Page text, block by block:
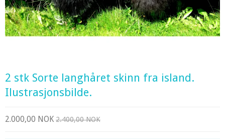
2 stk Sorte langhåret skinn fra island.
Ilustrasjonsbilde.
2.000,00 NOK 2.400,00 NOK